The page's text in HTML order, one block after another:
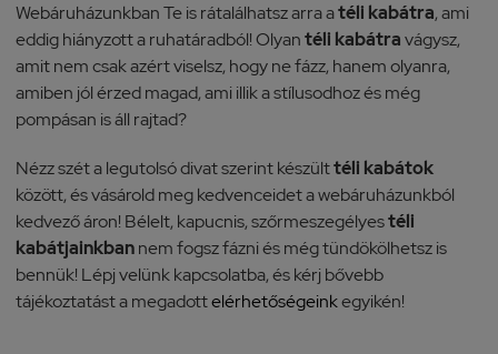
Webáruházunkban Te is rátalálhatsz arra atéli kabátra, ami
eddig hiányzott a ruhatáradból! Olyantéli kabátravágysz,
amit nem csak azért viselsz, hogy ne fázz, hanem olyanra,
amiben jól érzed magad, ami illik a stílusodhoz és még
pompásan is áll rajtad?
Nézz szét a legutolsó divat szerint készülttéli kabátok
között, és vásárold meg kedvenceidet a webáruházunkból
kedvező áron! Bélelt, kapucnis, szőrmeszegélyestéli
kabátjainkbannem fogsz fázni és még tündökölhetsz is
bennük! Lépj velünk kapcsolatba, és kérj bővebb
tájékoztatást a megadottelérhetőségeinkegyikén!